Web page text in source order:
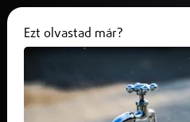
Ezt olvastad már?